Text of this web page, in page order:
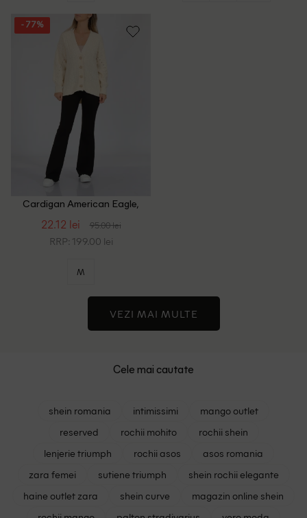
- 77%
Cardigan American Eagle,
22.12 lei 95.00 lei
RRP: 199.00 lei
M
VEZI MAI MULTE
Cele mai cautate
shein romania intimissimi
mango outlet
reserved
rochii mohito
rochii shein
lenjerie triumph
rochii asos
asos romania
zara femei
sutiene triumph
shein rochii elegante
haine outlet zara
shein curve
magazin online shein